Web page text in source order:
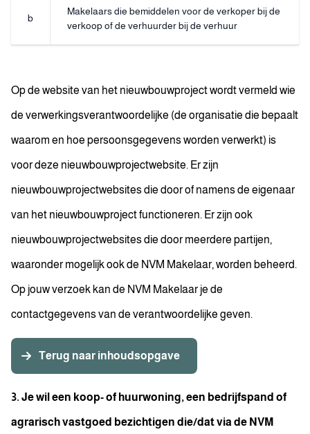
b
Makelaars die bemiddelen voor de verkoper bij de
verkoop of de verhuurder bij de verhuur
Op de website van het nieuwbouwproject wordt vermeld wie
de verwerkingsverantwoordelijke (de organisatie die bepaalt
waarom en hoe persoonsgegevens worden verwerkt) is
voor deze nieuwbouwprojectwebsite. Er zijn
nieuwbouwprojectwebsites die door of namens de eigenaar
van het nieuwbouwproject functioneren. Er zijn ook
nieuwbouwprojectwebsites die door meerdere partijen,
waaronder mogelijk ook de NVM Makelaar, worden beheerd.
Op jouw verzoek kan de NVM Makelaar je de
contactgegevens van de verantwoordelijke geven.
Terug naar inhoudsopgave
3. Je wil een koop- of huurwoning, een bedrijfspand of
agrarisch vastgoed bezichtigen die/dat via de NVM